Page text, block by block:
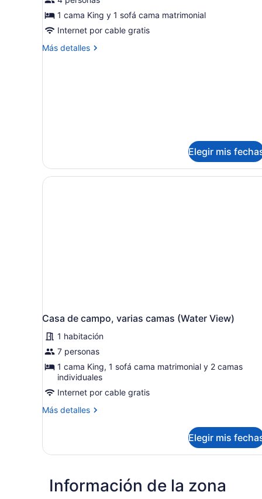
(Water
View)
1 cama King y 1 sofá cama matrimonial
Internet por cable gratis
Más detalles
Más
Elegir mis
Casa de campo, varias camas (Water View)
1 habitación
7 personas
1 cama King, 1 sofá cama matrimonial y 2 camas
individuales
Internet por cable gratis
Más detalles
Más
de
camas
(Water
Elegir mis
Información de la zona